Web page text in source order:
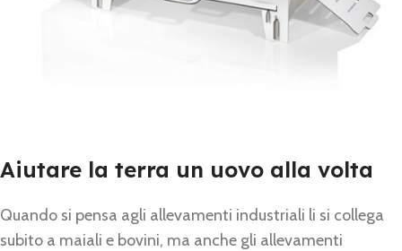
Aiutare la terra un uovo alla volta
Quando si pensa agli allevamenti industriali li si collega
subito a maiali e bovini, ma anche gli allevamenti